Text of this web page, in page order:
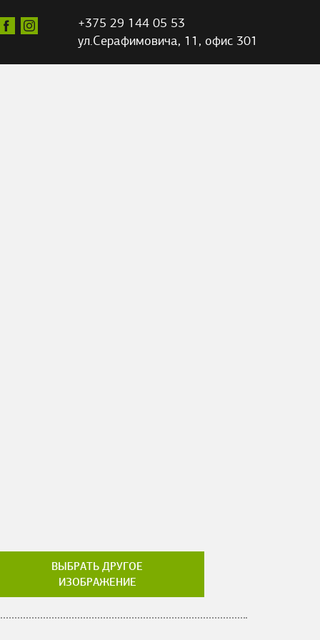
+375 29 144 05 53
ул.Серафимовича, 11, офис 301
ВЫБРАТЬ ДРУГОЕ
ИЗОБРАЖЕНИЕ